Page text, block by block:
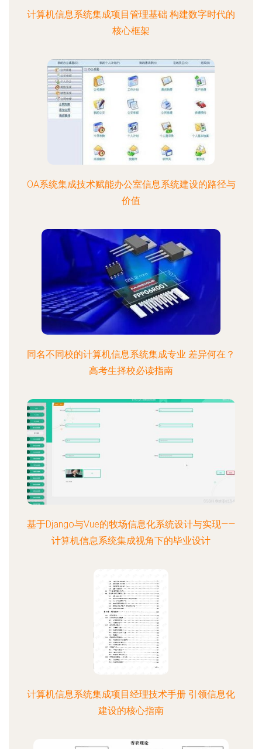
计算机信息系统集成项目管理基础 构建数字时代的
核心框架
OA系统集成技术赋能办公室信息系统建设的路径与
价值
同名不同校的计算机信息系统集成专业 差异何在？
高考生择校必读指南
基于Django与Vue的牧场信息化系统设计与实现——
计算机信息系统集成视角下的毕业设计
计算机信息系统集成项目经理技术手册 引领信息化
建设的核心指南